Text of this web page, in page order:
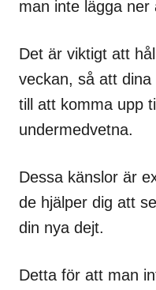
man inte lägga ner
Det är viktigt att
veckan, så att
till att komma upp
undermedvetna.
Dessa känslor är
de hjälper dig att
din nya dejt.
Detta för att man